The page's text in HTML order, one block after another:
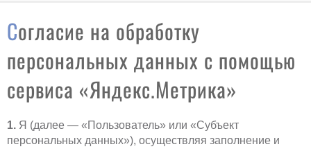
Согласие на обработку
персональных данных с помощью
сервиса «Яндекс.Метрика»
1. Я (далее — «Пользователь» или «Субъект
персональных данных»), осуществляя заполнение и